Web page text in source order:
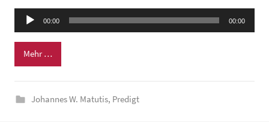
e
m
e
Audio-
Player
00:00 00:00
Mehr …
Johannes W. Matutis, Predigt